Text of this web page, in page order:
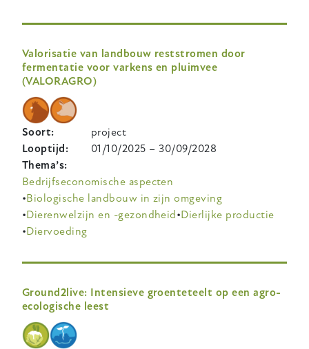
Valorisatie van landbouw reststromen door
fermentatie voor varkens en pluimvee
(VALORAGRO)
Soort
project
Looptijd
01/10/2025 –30/09/2028
Thema’s
Bedrijfseconomische aspecten
Biologische landbouw in zijn omgeving
Dierenwelzijn en -gezondheid Dierlijke productie
Diervoeding
Ground2live: Intensieve groenteteelt op een agro-
ecologische leest